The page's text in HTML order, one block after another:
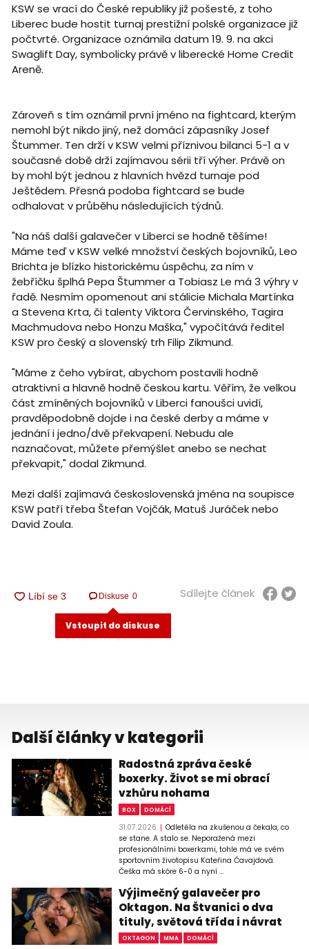
KSW se vrací do České republiky již pošesté, z toho
Liberec bude hostit turnaj prestižní polské organizace již
počtvrté. Organizace oznámila datum 19. 9. na akci
Swaglift Day, symbolicky právě v liberecké Home Credit
Areně.
Zároveň s tím oznámil první jméno na fightcard, kterým
nemohl být nikdo jiný, než domácí zápasníky Josef
Štummer. Ten drží v KSW velmi příznivou bilanci 5-1 a v
současné době drží zajímavou sérii tří výher. Právě on
by mohl být jednou z hlavních hvězd turnaje pod
Ještědem. Přesná podoba fightcard se bude
odhalovat v průběhu následujících týdnů.
"Na náš další galavečer v Liberci se hodně těšíme!
Máme teď v KSW velké množství českých bojovníků, Leo
Brichta je blízko historickému úspěchu, za ním v
žebříčku šplhá Pepa Štummer a Tobiasz Le má 3 výhry v
řadě. Nesmím opomenout ani stálicie Michala Martínka
a Stevena Krta, či talenty Viktora Červinského, Tagira
Machmudova nebo Honzu Maška," vypočítává ředitel
KSW pro český a slovenský trh Filip Zikmund.
"Máme z čeho vybírat, abychom postavili hodně
atraktivní a hlavně hodně českou kartu. Věřím, že velkou
část zmíněných bojovníků v Liberci fanoušci uvidí,
pravděpodobně dojde i na české derby a máme v
jednání i jedno/dvě překvapení. Nebudu ale
naznačovat, můžete přemýšlet anebo se nechat
překvapit," dodal Zikmund.
Mezi další zajímavá československá jména na soupisce
KSW patří třeba Štefan Vojčák, Matuš Juráček nebo
David Zoula.
Diskuse 0
Vstoupit do diskuse
Sdílejte článek
Další články v kategorii
Radostná zpráva české
boxerky. Život se mi obrací
vzhůru nohama
BOX DOMÁCÍ
31.07.2026
Odletěla na zkušenou a čekala, co
se stane. A stalo se. Neporažená mezi
profesionálními boxerkami, tohle má ve svém
sportovním životopisu Kateřina Čavajdová.
Češka má skóre 6-0 a nyní ...
Výjimečný galavečer pro
Oktagon. Na Štvanici o dva
tituly, světová třída i návrat
OKTAGON MMA DOMÁCÍ